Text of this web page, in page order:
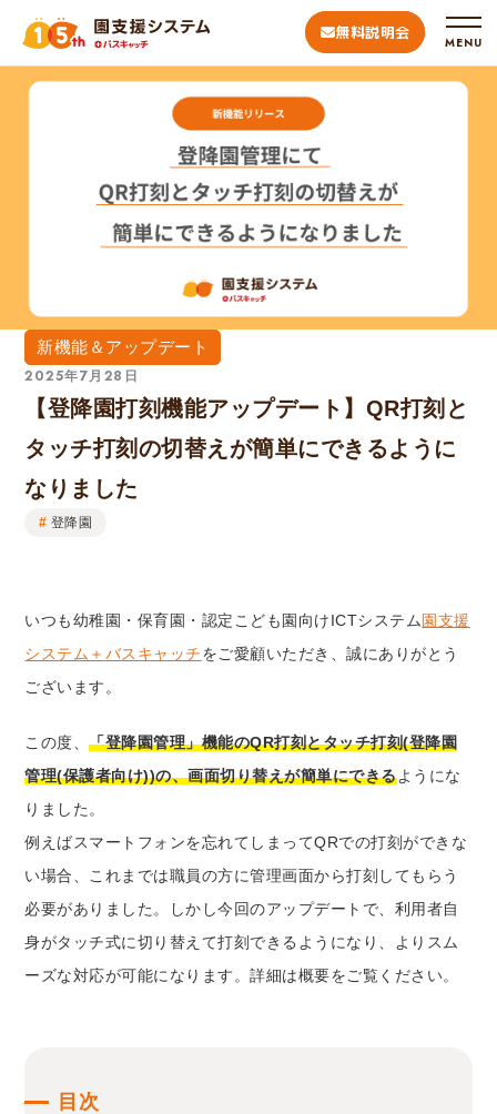
無料説明会
MENU
新機能＆アップデート
2025年7月28日
【登降園打刻機能アップデート】QR打刻と
タッチ打刻の切替えが簡単にできるように
なりました
登降園
いつも幼稚園・保育園・認定こども園向けICTシステム園支援
システム＋バスキャッチをご愛顧いただき、誠にありがとう
ございます。
この度、「登降園管理」機能のQR打刻とタッチ打刻(登降園
管理(保護者向け))の、画面切り替えが簡単にできるようにな
りました。
例えばスマートフォンを忘れてしまってQRでの打刻ができな
い場合、これまでは職員の方に管理画面から打刻してもらう
必要がありました。しかし今回のアップデートで、利用者自
身がタッチ式に切り替えて打刻できるようになり、よりスム
ーズな対応が可能になります。詳細は概要をご覧ください。
目次